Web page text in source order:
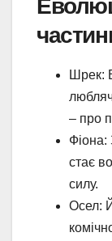
Шрек:
– про
Фіона:
стає
силу.
Осел: